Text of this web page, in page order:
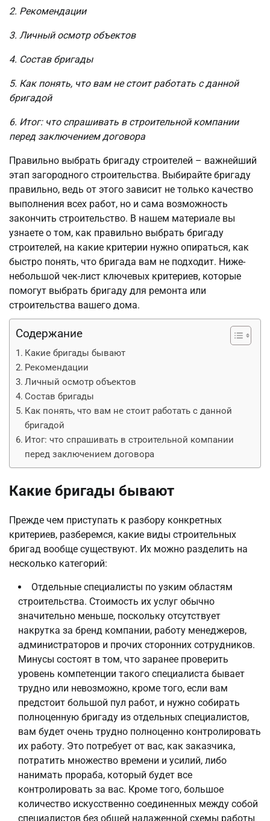
2. Рекомендации
3. Личный осмотр объектов
4. Состав бригады
5. Как понять, что вам не стоит работать с данной
бригадой
6. Итог: что спрашивать в строительной компании
перед заключением договора
Правильно выбрать бригаду строителей – важнейший
этап загородного строительства. Выбирайте бригаду
правильно, ведь от этого зависит не только качество
выполнения всех работ, но и сама возможность
закончить строительство. В нашем материале вы
узнаете о том, как правильно выбрать бригаду
строителей, на какие критерии нужно опираться, как
быстро понять, что бригада вам не подходит. Ниже-
небольшой чек-лист ключевых критериев, которые
помогут выбрать бригаду для ремонта или
строительства вашего дома.
Содержание
Какие бригады бывают
Рекомендации
Личный осмотр объектов
Состав бригады
Как понять, что вам не стоит работать с данной
бригадой
Итог: что спрашивать в строительной компании
перед заключением договора
Какие бригады бывают
Прежде чем приступать к разбору конкретных
критериев, разберемся, какие виды строительных
бригад вообще существуют. Их можно разделить на
несколько категорий:
Отдельные специалисты по узким областям
строительства. Стоимость их услуг обычно
значительно меньше, поскольку отсутствует
накрутка за бренд компании, работу менеджеров,
администраторов и прочих сторонних сотрудников.
Минусы состоят в том, что заранее проверить
уровень компетенции такого специалиста бывает
трудно или невозможно, кроме того, если вам
предстоит большой пул работ, и нужно собирать
полноценную бригаду из отдельных специалистов,
вам будет очень трудно полноценно контролировать
их работу. Это потребует от вас, как заказчика,
потратить множество времени и усилий, либо
нанимать прораба, который будет все
контролировать за вас. Кроме того, большое
количество искусственно соединенных между собой
специалистов без общей налаженной схемы работы